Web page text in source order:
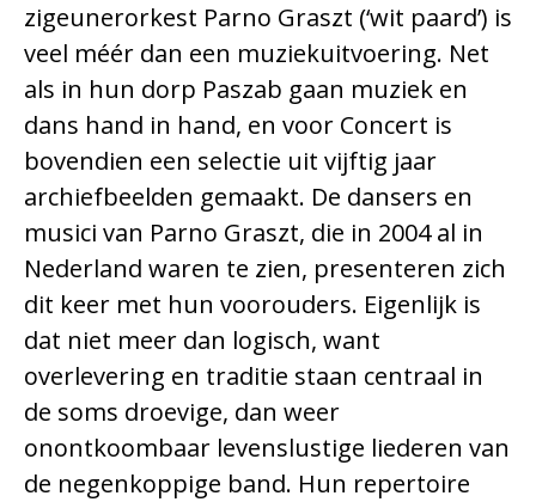
zigeunerorkest Parno Graszt (‘wit paard’) is
veel méér dan een muziekuitvoering. Net
als in hun dorp Paszab gaan muziek en
dans hand in hand, en voor Concert is
bovendien een selectie uit vijftig jaar
archiefbeelden gemaakt. De dansers en
musici van Parno Graszt, die in 2004 al in
Nederland waren te zien, presenteren zich
dit keer met hun voorouders. Eigenlijk is
dat niet meer dan logisch, want
overlevering en traditie staan centraal in
de soms droevige, dan weer
onontkoombaar levenslustige liederen van
de negenkoppige band. Hun repertoire